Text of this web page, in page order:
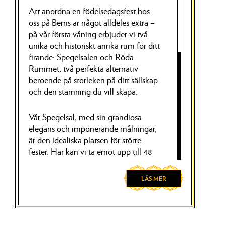
Att anordna en födelsedagsfest hos
oss på Berns är något alldeles extra –
på vår första våning erbjuder vi två
unika och historiskt anrika rum för ditt
firande: Spegelsalen och Röda
Rummet, två perfekta alternativ
beroende på storleken på ditt sällskap
och den stämning du vill skapa.
Vår Spegelsal, med sin grandiosa
elegans och imponerande målningar,
är den idealiska platsen för större
fester. Här kan vi ta emot upp till 48
sittande middagsgäster som får njuta
av både den exklusiva atmosfären och
den glittrande glamouren. För ett mer
vi Röda Rummet – en kulturell pärla
LÄS MER